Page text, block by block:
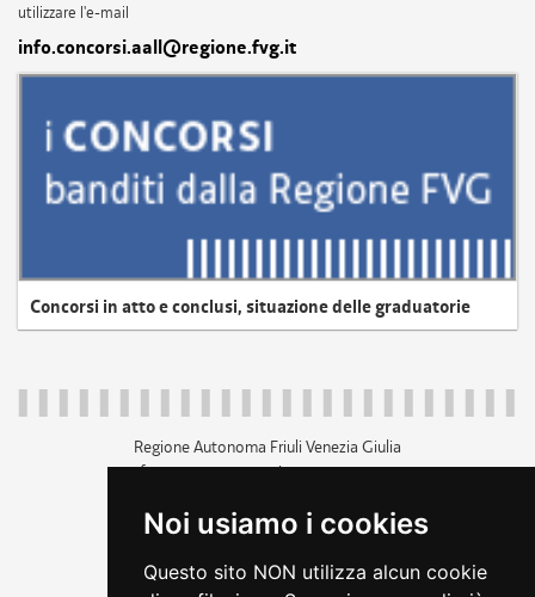
Noi usiamo i cookies
Questo sito NON utilizza alcun cookie
utilizzare l'e-mail
info.concorsi.aall@regione.fvg.it
Concorsi in atto e conclusi, situazione delle graduatorie
Regione Autonoma Friuli Venezia Giulia
c.f. 80014930327; p.iva 00526040324
+39 040 3771111